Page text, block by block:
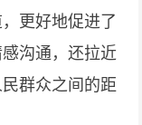
更好地促进了
沟通，还拉近
群众之间的距